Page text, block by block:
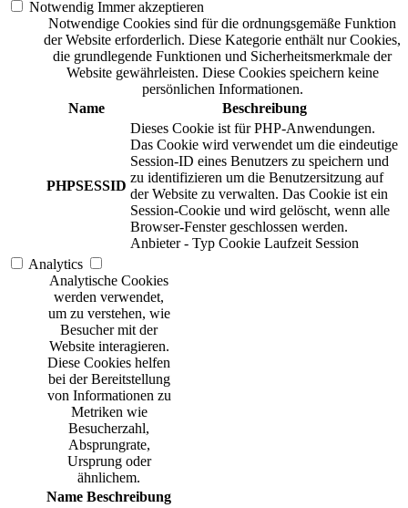
Notwendig Immer akzeptieren
Notwendige Cookies sind für die ordnungsgemäße Funktion
der Website erforderlich. Diese Kategorie enthält nur Cookies,
die grundlegende Funktionen und Sicherheitsmerkmale der
Website gewährleisten. Diese Cookies speichern keine
persönlichen Informationen.
Name
Beschreibung
PHPSESSID
Dieses Cookie ist für PHP-Anwendungen.
Das Cookie wird verwendet um die eindeutige
Session-ID eines Benutzers zu speichern und
zu identifizieren um die Benutzersitzung auf
der Website zu verwalten. Das Cookie ist ein
Session-Cookie und wird gelöscht, wenn alle
Browser-Fenster geschlossen werden.
Anbieter - Typ Cookie Laufzeit Session
Analytics
Analytische Cookies
werden verwendet,
um zu verstehen, wie
Besucher mit der
Website interagieren.
Diese Cookies helfen
bei der Bereitstellung
von Informationen zu
Metriken wie
Besucherzahl,
Absprungrate,
Ursprung oder
ähnlichem.
Name Beschreibung